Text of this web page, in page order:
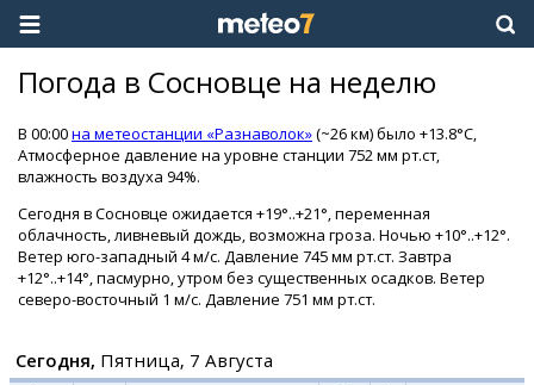
Погода в Сосновце на неделю
В 00:00на метеостанции «Разнаволок»(~26 км) было +13.8°C,
Атмосферное давление на уровне станции 752 мм рт.ст,
влажность воздуха 94%.
Сегодня в Сосновце ожидается +19°..+21°, переменная
облачность, ливневый дождь, возможна гроза. Ночью +10°..+12°.
Ветер юго-западный 4 м/с. Давление 745 мм рт.ст. Завтра
+12°..+14°, пасмурно, утром без существенных осадков. Ветер
северо-восточный 1 м/с. Давление 751 мм рт.ст.
Сегодня, Пятница, 7 Августа